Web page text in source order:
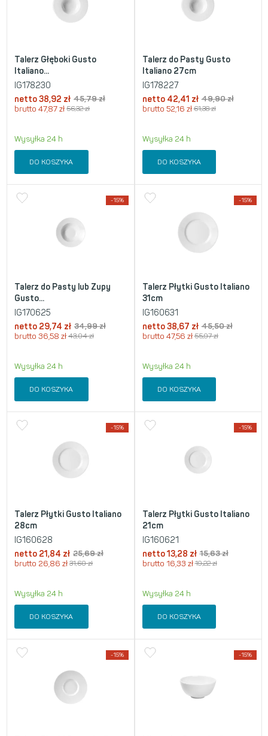
Talerz Głęboki Gusto
Italiano...
IG178230
netto38,92 zł 45,79zł
brutto 47,87 zł 56,32zł
Wysyłka 24 h
DO KOSZYKA
Talerz do Pasty Gusto
Italiano 27cm
IG178227
netto 42,41 zł 49,90zł
brutto 52,16 zł 61,38zł
Wysyłka 24 h
DO KOSZYKA
-15%
Talerz do Pasty lub Zupy
Gusto...
IG170625
netto 29,74 zł 34,99zł
brutto 36,58 zł 43,04zł
Wysyłka 24 h
DO KOSZYKA
-15%
Talerz Płytki Gusto Italiano
31cm
IG160631
netto 38,67 zł 45,50zł
brutto 47,56 zł 55,97zł
Wysyłka 24 h
DO KOSZYKA
-15%
Talerz Płytki Gusto Italiano
28cm
IG160628
netto 21,84 zł 25,69zł
brutto 26,86 zł 31,60zł
Wysyłka 24 h
DO KOSZYKA
-15%
Talerz Płytki Gusto Italiano
21cm
IG160621
netto 13,28 zł 15,63zł
brutto 16,33 zł 19,22zł
Wysyłka 24 h
DO KOSZYKA
-15% -15%